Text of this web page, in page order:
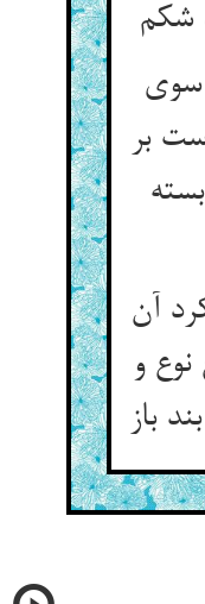
سوی
بر
آن
و